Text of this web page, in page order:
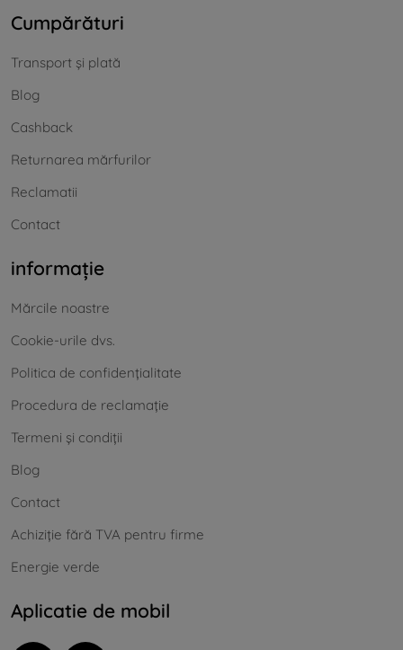
Cumpărături
Transport și plată
Blog
Cashback
Returnarea mărfurilor
Reclamatii
Contact
informație
Mărcile noastre
Cookie-urile dvs.
Politica de confidențialitate
Procedura de reclamație
Termeni și condiții
Blog
Contact
Achiziție fără TVA pentru firme
Energie verde
Aplicatie de mobil